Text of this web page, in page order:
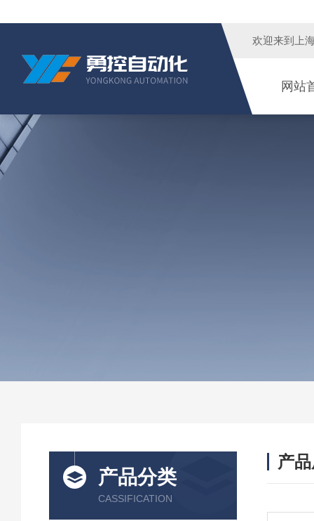
欢迎来到 上
网站
产品分类
CASSIFICATION
产